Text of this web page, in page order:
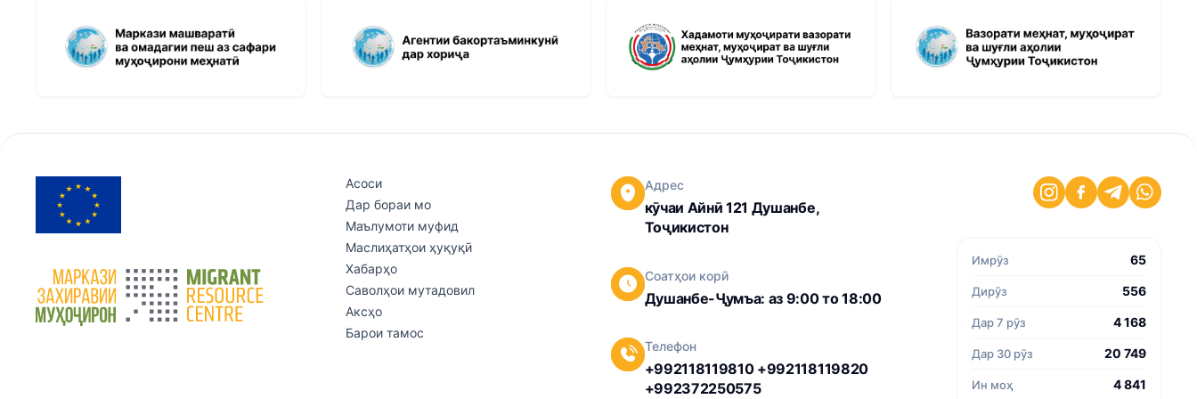
Асоси
Дар бораи мо
Маълумоти муфид
Маслиҳатҳои ҳуқуқӣ
Хабарҳо
Саволҳои мутадовил
Аксҳо
Барои тамос
Адрес
кӯчаи Айнӣ 121 Душанбе,
Тоҷикистон
Соатҳои корӣ
Душанбе-Ҷумъа: аз 9:00 то 18:00
Телефон
+992118119810 +992118119820
+992372250575
Имрӯз 65
Дирӯз 556
Дар 7 рӯз 4 168
Дар 30 рӯз 20 749
Ин моҳ 4 841